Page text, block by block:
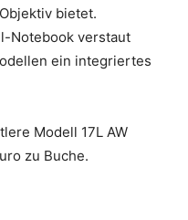
bietet.
Notebook verstaut
ein integriertes
Modell 17L AW
zu Buche.